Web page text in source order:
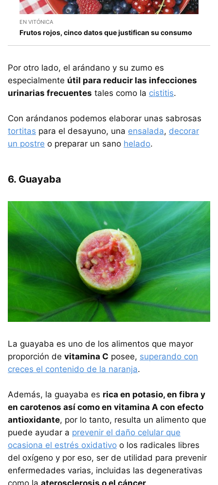
EN VITÓNICA
Frutos rojos, cinco datos que justifican su consumo
Por otro lado, el arándano y su zumo es
especialmente útil para reducir las infecciones
urinarias frecuentes tales como la cistitis.
Con arándanos podemos elaborar unas sabrosas
tortitas para el desayuno, una ensalada, decorar
un postre o preparar un sano helado.
6. Guayaba
La guayaba es uno de los alimentos que mayor
proporción de vitamina C posee, superando con
creces el contenido de la naranja.
Además, la guayaba es rica en potasio, en fibra y
en carotenos así como en vitamina A con efecto
antioxidante, por lo tanto, resulta un alimento que
puede ayudar a prevenir el daño celular que
ocasiona el estrés oxidativo o los radicales libres
del oxígeno y por eso, ser de utilidad para prevenir
enfermedades varias, incluidas las degenerativas